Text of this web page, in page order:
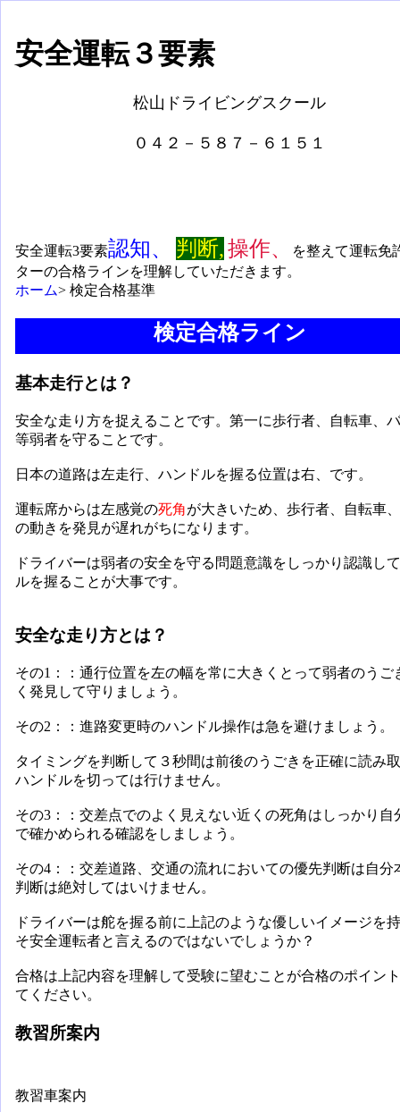
安全運転３要素
松山ドライビングスクール
０４２－５８７－６１５１
安全運転3要素認知、 判断, 操作、
を整えて運転免
ターの合格ラインを理解していただきます。
ホーム> 検定合格基準
検定合格ライン
基本走行とは？
安全な走り方を捉えることです。第一に歩行者、自転車、
等弱者を守ることです。
日本の道路は左走行、ハンドルを握る位置は右、です。
運転席からは左感覚の死角が大きいため、歩行者、自転車
の動きを発見が遅れがちになります。
ドライバーは弱者の安全を守る問題意識をしっかり認識し
ルを握ることが大事です。
安全な走り方とは？
その1：：通行位置を左の幅を常に大きくとって弱者のうご
く発見して守りましょう。
その2：：進路変更時のハンドル操作は急を避けましょう。
タイミングを判断して３秒間は前後のうごきを正確に読み
ハンドルを切っては行けません。
その3：：交差点でのよく見えない近くの死角はしっかり自
で確かめられる確認をしましょう。
その4：：交差道路、交通の流れにおいての優先判断は自分
判断は絶対してはいけません。
ドライバーは舵を握る前に上記のような優しいイメージを
そ安全運転者と言えるのではないでしょうか？
合格は上記内容を理解して受験に望むことが合格のポイン
てください。
教習所案内
教習車案内